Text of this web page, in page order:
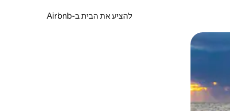
להציע את הבית ב-Airbnb